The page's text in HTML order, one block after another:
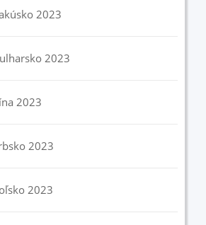
2023
2023
2023
2023
2023